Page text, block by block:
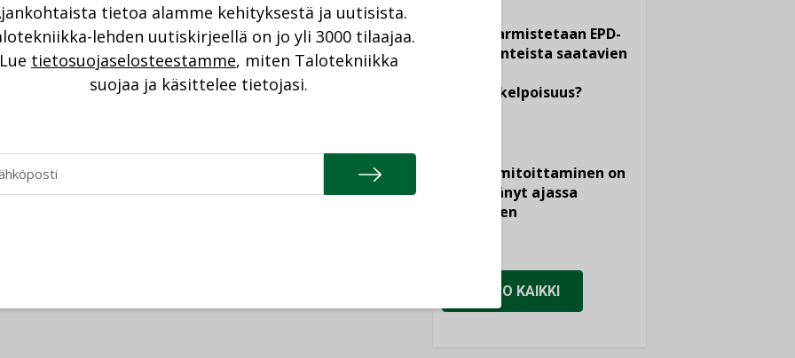
Miten varmistetaan EPD-
dokumenteista saatavien
vertailukelpoisuus?
viemärimitoittaminen on
jämähtänyt ajassa
paikalleen
KATSO KAIKKI
tietoa alamme kehityksestä ja uutisista.
lehden uutiskirjeellä on jo yli 3000 tilaajaa.
Lue tietosuojaselosteestamme, miten Talotekniikka
suojaa ja käsittelee tietojasi.